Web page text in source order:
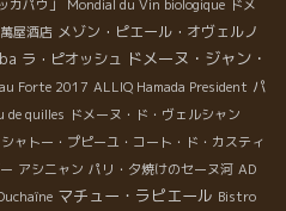
カパウ」 Mondial du Vin biologique ドメ
萬屋酒店 メゾン・ピエール・オヴェルノ
ラ・ピオッシュ ドメーヌ・ジャン・
Forte 2017 ALLIQ Hamada President パ
de quilles ドメーヌ・ド・ヴェルシャン
シャトー・プピーユ・コート・ド・カスティ
アシニャン パリ・夕焼けのセーヌ河 AD
マチュー・ラピエール Bistro